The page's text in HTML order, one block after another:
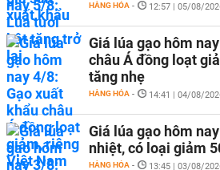
HÀNG HÓA - 12:57 | 05/08/
Giá lúa gạo hôm
châu Á đồng loạt
tăng nhẹ
HÀNG HÓA - 14:41 | 04/08/
Giá lúa gạo hôm
nhiệt, có loại giảm
HÀNG HÓA - 13:45 | 03/08/